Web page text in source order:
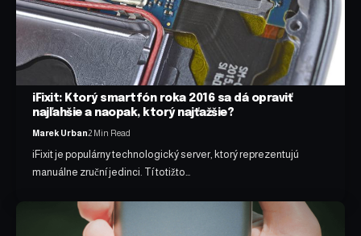
iFixit: Ktorý smartfón roka 2016 sa dá opraviť
najľahšie a naopak, ktorý najťažšie?
Marek Urban2 Min Read
iFixit je populárny technologický server, ktorý reprezentujú
manuálne zruční jedinci. Tí totižto…